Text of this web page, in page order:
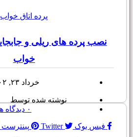
پرده اتاق خواب
نصب پرده های ریلی و
خواب
خرداد ۲۳, ۱۴۰۲
نوشته شده توسط
۰ دیدگاه
فیس بوک Twitter پینترست